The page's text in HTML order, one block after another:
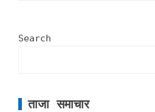
Search
ताजा समाचार